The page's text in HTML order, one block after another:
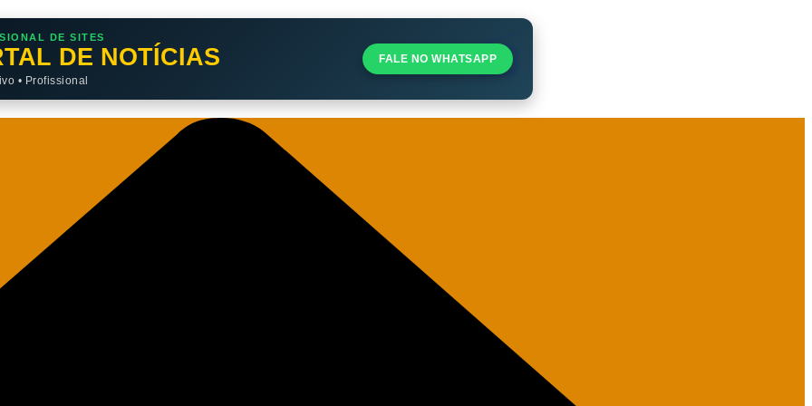
DE SITES
DE NOTÍCIAS
• Profissional
FALE NO WHATSAPP